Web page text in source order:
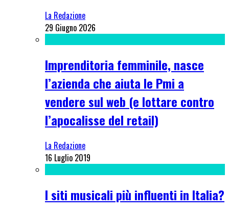
La Redazione
29 Giugno 2026
Imprenditoria femminile, nasce
l’azienda che aiuta le Pmi a
vendere sul web (e lottare contro
l’apocalisse del retail)
La Redazione
16 Luglio 2019
I siti musicali più influenti in Italia?